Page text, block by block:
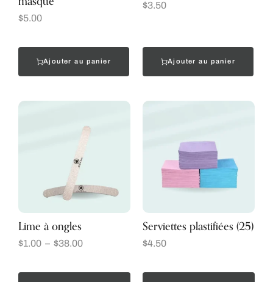
$5.00
Ajouter au panier
$3.50
Ajouter au panier
Lime à ongles
$1.00 – $38.00
Serviettes plastifiées (25)
$4.50